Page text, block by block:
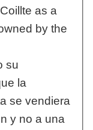
as a
by the
su
la
se vendiera
y no a una